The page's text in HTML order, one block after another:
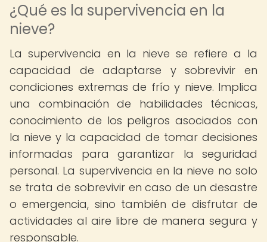
¿Qué es la supervivencia en la
nieve?
La supervivencia en la nieve se refiere a la
capacidad de adaptarse y sobrevivir en
condiciones extremas de frío y nieve. Implica
una combinación de habilidades técnicas,
conocimiento de los peligros asociados con
la nieve y la capacidad de tomar decisiones
informadas para garantizar la seguridad
personal. La supervivencia en la nieve no solo
se trata de sobrevivir en caso de un desastre
o emergencia, sino también de disfrutar de
actividades al aire libre de manera segura y
responsable.